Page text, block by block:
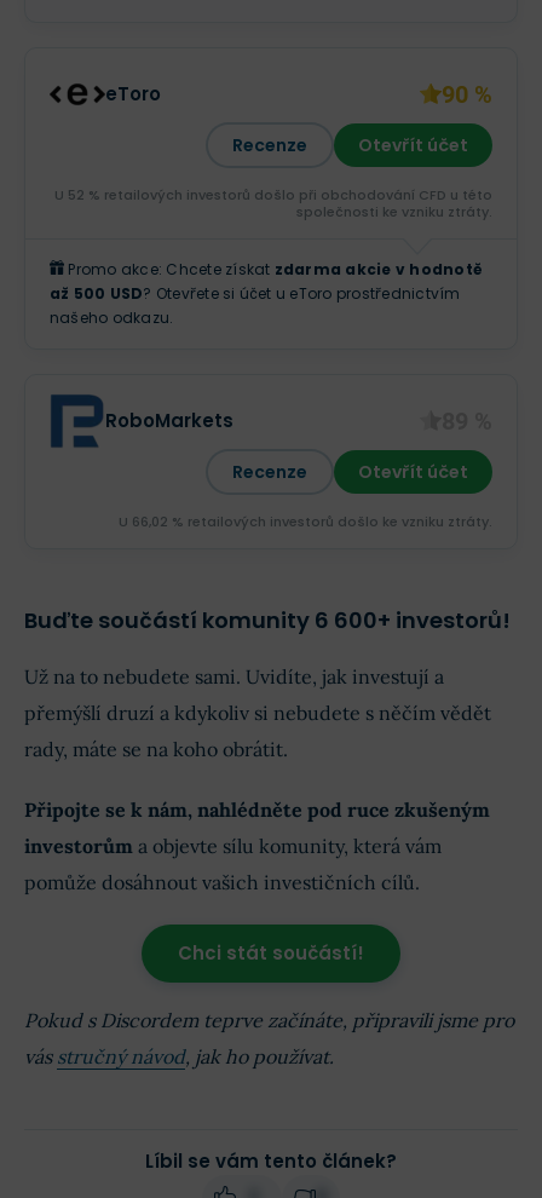
eToro 90 %
Recenze Otevřít účet
U 52 % retailových investorů došlo při obchodování CFD u této
společnosti ke vzniku ztráty.
Promo akce: Chcete získat zdarma akcie v hodnotě
až 500 USD? Otevřete si účet u eToro prostřednictvím
našeho odkazu.
RoboMarkets
Recenze Otevřít účet
U 66,02 % retailových investorů došlo ke vzniku ztráty.
Buďte součástí komunity 6 600+ investorů!
Už na to nebudete sami. Uvidíte, jak investují a
přemýšlí druzí a kdykoliv si nebudete s něčím vědět
rady, máte se na koho obrátit.
Připojte se k nám, nahlédněte pod ruce zkušeným
investorům a objevte sílu komunity, která vám
pomůže dosáhnout vašich investičních cílů.
Chci stát součástí!
Pokud s Discordem teprve začínáte, připravili jsme pro
vás stručný návod, jak ho používat.
Líbil se vám tento článek?